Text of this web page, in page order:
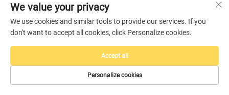
suojelee brändin mainetta ja vähentää
alennusmyyntihäviöitä vanhentuneesta varastosta.
B2B-toiminnoissa tulisi ottaa käyttöön
varastonhallintajärjestelmä, joka tarjoaa
reaaliaikaisen näkyvyyden useille paikoille ja
automatisoidut uudelleentilauksen käynnistimet
määriteltävien parametrien perusteella.
We value your privacy
We use cookies and similar tools to provide our services. If you
don't want to accept all cookies, click Personalize cookies.
Personalize cookies
Accept all